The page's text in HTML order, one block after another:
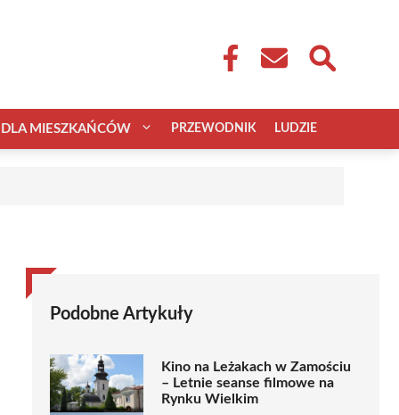
DLA MIESZKAŃCÓW PRZEWODNIK LUDZIE
Podobne Artykuły
Kino na Leżakach w Zamościu
– Letnie seanse filmowe na
Rynku Wielkim